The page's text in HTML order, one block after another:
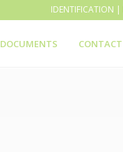
IDENTIFICATION |
DOCUMENTS CONTACT